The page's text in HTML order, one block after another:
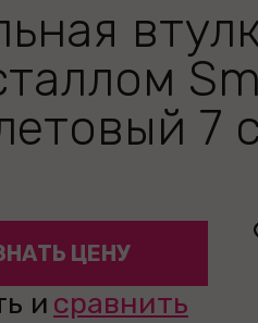
7
ЦЕНУ
и сравнить